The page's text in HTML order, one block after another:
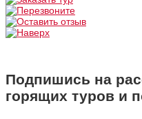
Подпишись на
горящих туров и